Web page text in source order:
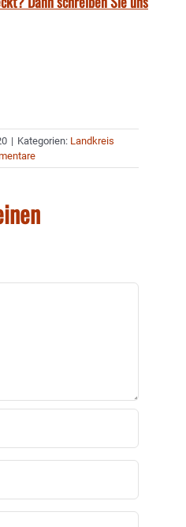
| Kategorien: Landkreis